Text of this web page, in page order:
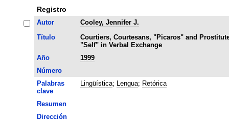
Registro
Autor
Cooley, Jennifer J.
Título
Courtiers, Courtesans, "Picaros" and
"Self" in Verbal Exchange
Año
1999
Número
Palabras
clave
Lingüística; Lengua; Retórica
Resumen
Dirección